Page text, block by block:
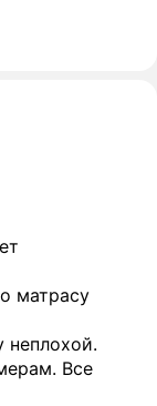
матрасу
неплохой.
Все